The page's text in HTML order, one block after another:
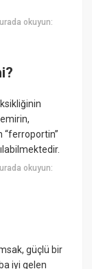
okuyun:
“ferroportin”
okuyun:
güçlü bir
iyi gelen